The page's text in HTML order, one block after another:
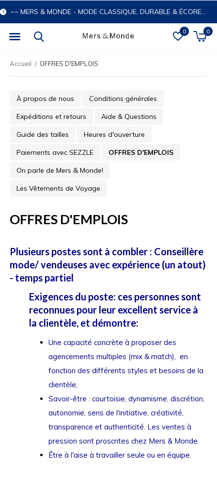
0 0
~~ MERS & MONDE - MODE CLASSIQUE, DURABLE & ÉCORESPONSABLE
Accueil OFFRES D'EMPLOIS
À propos de nous Conditions générales
Expéditions et retours Aide & Questions
Guide des tailles Heures d'ouverture
Paiements avec SEZZLE OFFRES D'EMPLOIS
On parle de Mers & Monde!
Les Vêtements de Voyage
OFFRES D'EMPLOIS
Plusieurs postes sont à combler : Conseillère
mode/ vendeuses avec expérience (un atout)
- temps partiel
Exigences du poste: ces personnes sont
reconnues pour leur excellent service à
la clientèle, et démontre:
Une capacité concrète à proposer des
agencements multiples (mix & match), en
fonction des différents styles et besoins de la
clientèle;
Savoir-être : courtoisie, dynamisme, discrétion,
autonomie, sens de l'initiative, créativité,
transparence et authenticité. Les ventes à
pression sont proscrites chez Mers & Monde.
Être à l'aise à travailler seule ou en équipe.